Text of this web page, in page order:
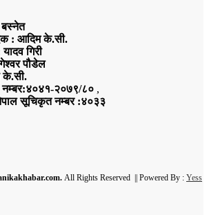
बस्नेत
: आदिम के.सी.
गिरी
पौडेल
के.सी.
नम्बर:४०४१-२०७९/८० ,
सूचिकृत नम्बर :४०३३
All Rights Reserved || Powered By : Yess